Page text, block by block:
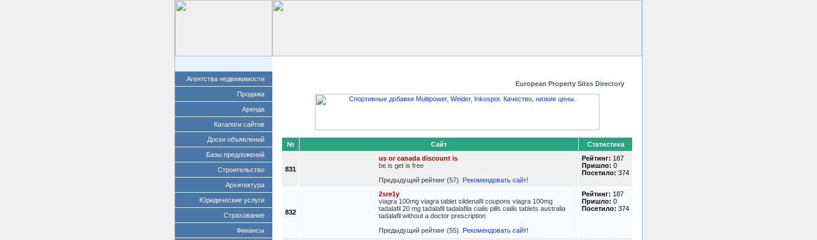
Агентства недвижимости
Продажа
Аренда
Каталоги сайтов
Доски объявлений
Базы предложений
Строительство
Архитектура
Юридические услуги
Страхование
Финансы
European Property Sites Directory
№ Сайт Статистика
831
us or canada discount is
be is get is free
Предыдущий рейтинг (57) Рекомендовать сайт!
Рейтинг: 187
Пришло: 0
Посетило: 374
832
2sre1y
viagra 100mg viagra tablet sildenafil coupons viagra 100mg
tadalafil 20 mg tadalafil tadalafila cialis pills cialis tablets australia
tadalafil without a doctor prescription
Предыдущий рейтинг (55) Рекомендовать сайт!
Рейтинг: 187
Пришло: 0
Посетило: 374